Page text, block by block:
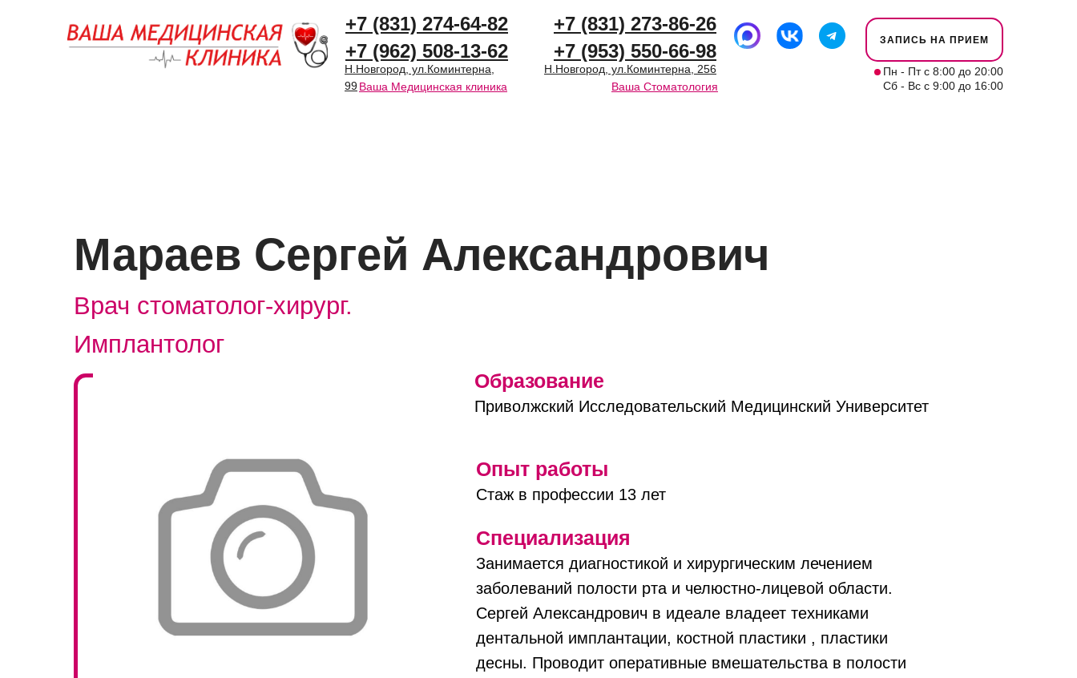
+7 (831) 274-64-82
+7 (962) 508-13-62
Пн - Пт с 8:00 до 20:00
Сб - Вс с 9:00 до 16:00
ЗАПИСЬ НА ПРИЕМ
Н.Новгород, ул.Коминтерна,
99Ваша Медицинская клиника Ваша Стоматология
+7 (953) 550-66-98
+7 (831) 273-86-26
Н.Новгород, ул.Коминтерна, 256
Мараев Сергей Александрович
Врач стоматолог-хирург.
Имплантолог
Образование
Приволжский Исследовательский Медицинский Университет
Опыт работы
Стаж в профессии 13 лет
Специализация
Занимается диагностикой и хирургическим лечением
заболеваний полости рта и челюстно-лицевой области.
Сергей Александрович в идеале владеет техниками
дентальной имплантации, костной пластики , пластики
десны. Проводит оперативные вмешательства в полости